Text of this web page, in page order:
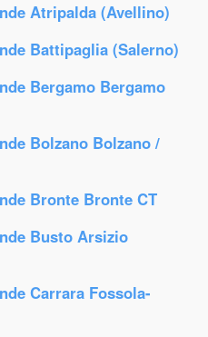
Atripalda (Avellino)
Battipaglia (Salerno)
Bergamo Bergamo
Bolzano Bolzano /
Bronte Bronte CT
Busto Arsizio
Carrara Fossola-